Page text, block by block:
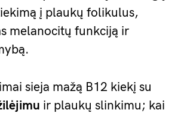
į plaukų folikulus,
melanocitų funkciją ir
sieja mažą B12 kiekį su
ir plaukų slinkimu; kai